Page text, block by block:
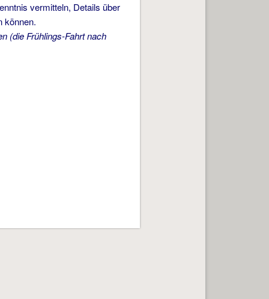
vermitteln, Details über
können.
(die Frühlings-Fahrt nach